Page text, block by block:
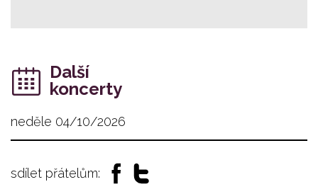
Další
koncerty
neděle 04/10/2026
sdílet přátelům: